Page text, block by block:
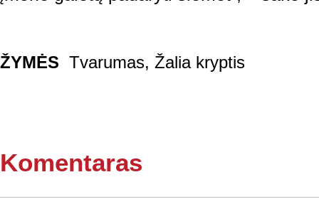
ŽYMĖS Tvarumas, Žalia kryptis
Komentaras